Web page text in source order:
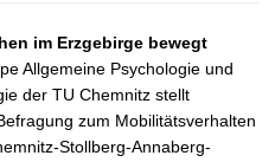
im Erzgebirge bewegt
Allgemeine Psychologie und
der TU Chemnitz stellt
zum Mobilitätsverhalten
Stollberg-Annaberg-